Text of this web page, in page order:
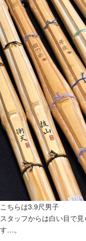
こちらは3.9尺男子
スタッフからは白い目で
す…。